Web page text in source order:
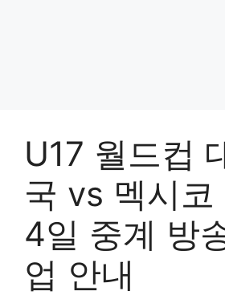
U17 월드컵
국 vs 멕시코
4일 중계 방
업 안내